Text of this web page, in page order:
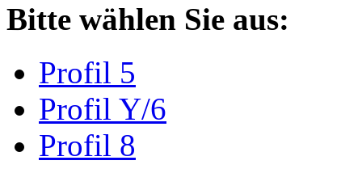
Bitte wählen Sie aus:
Profil 5
Profil Y/6
Profil 8